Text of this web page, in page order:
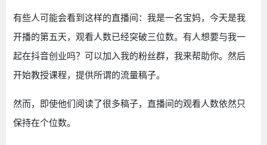
有些人可能会看到这样的直播间：我是一名宝妈，今天是我
开播的第五天，观看人数已经突破三位数。有人想要与我一
起在抖音创业吗？可以加入我的粉丝群，我来帮助你。然后
开始教授课程，提供所谓的流量稿子。
然而，即使他们阅读了很多稿子，直播间的观看人数依然只
保持在个位数。